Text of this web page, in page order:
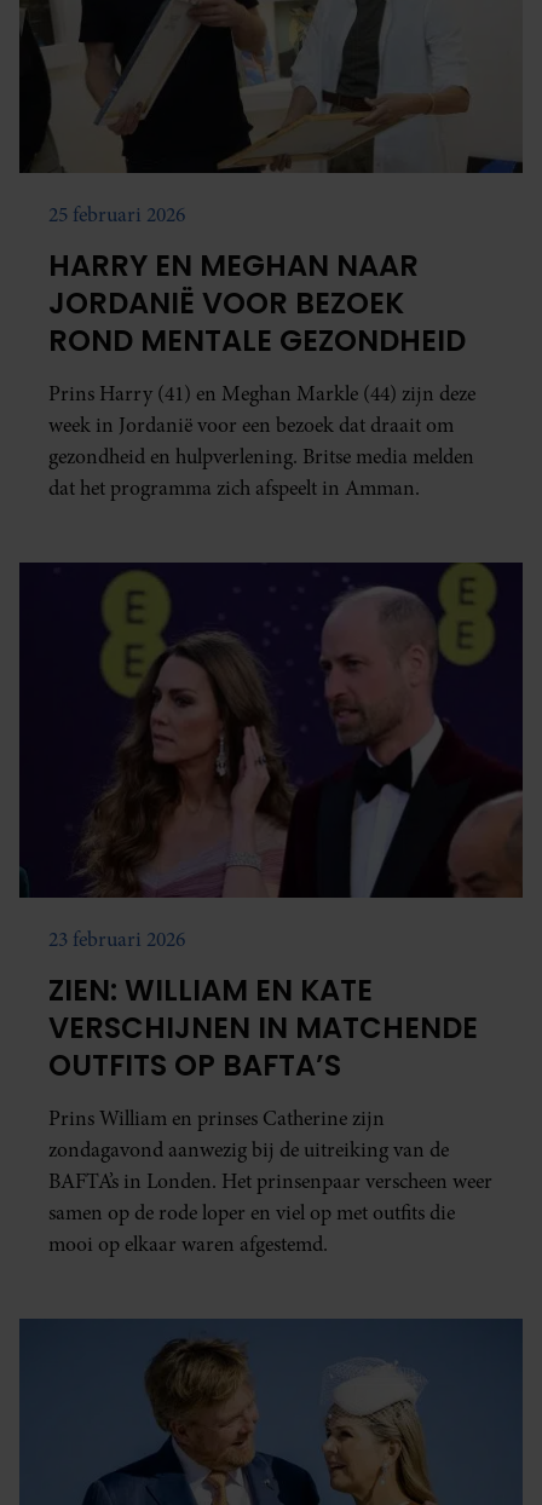
25 februari 2026
HARRY EN MEGHAN NAAR
JORDANIË VOOR BEZOEK
ROND MENTALE GEZONDHEID
Prins Harry (41) en Meghan Markle (44) zijn deze
week in Jordanië voor een bezoek dat draait om
gezondheid en hulpverlening. Britse media melden
dat het programma zich afspeelt in Amman.
23 februari 2026
ZIEN: WILLIAM EN KATE
VERSCHIJNEN IN MATCHENDE
OUTFITS OP BAFTA’S
Prins William en prinses Catherine zijn
zondagavond aanwezig bij de uitreiking van de
BAFTA’s in Londen. Het prinsenpaar verscheen weer
samen op de rode loper en viel op met outfits die
mooi op elkaar waren afgestemd.